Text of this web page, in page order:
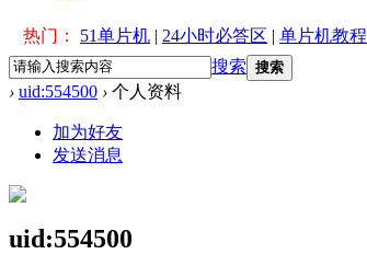
热门： 51单片机 | 24小时必答区 | 单片机教程
搜索 搜索
› uid:554500 › 个人资料
加为好友
发送消息
uid:554500